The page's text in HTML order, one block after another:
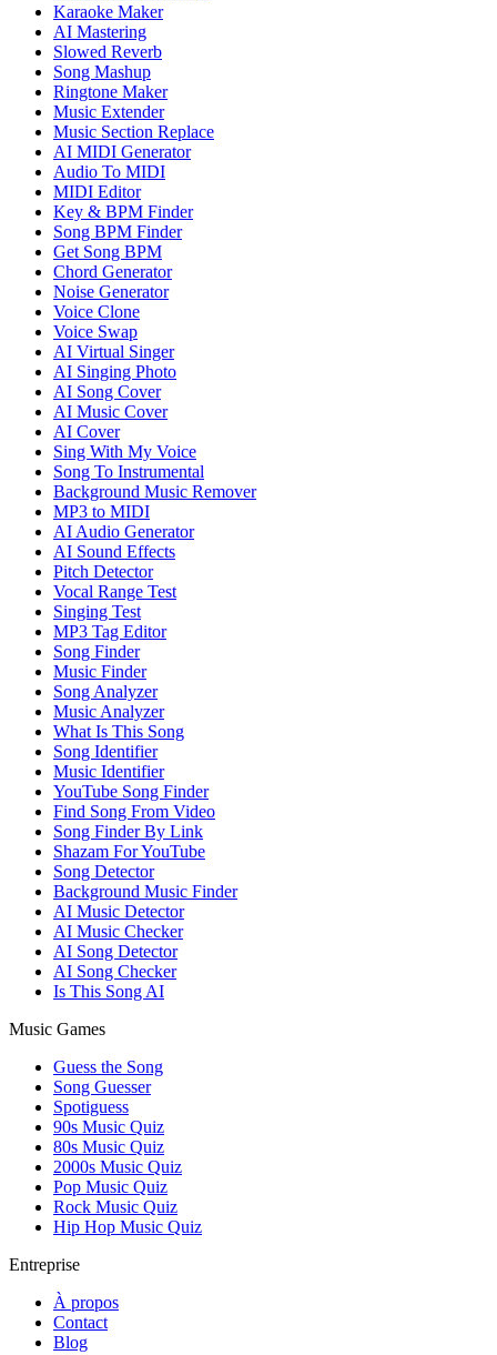
Karaoke Maker
AI Mastering
Slowed Reverb
Song Mashup
Ringtone Maker
Music Extender
Music Section Replace
AI MIDI Generator
Audio To MIDI
MIDI Editor
Key & BPM Finder
Song BPM Finder
Get Song BPM
Chord Generator
Noise Generator
Voice Clone
Voice Swap
AI Virtual Singer
AI Singing Photo
AI Song Cover
AI Music Cover
AI Cover
Sing With My Voice
Song To Instrumental
Background Music Remover
MP3 to MIDI
AI Audio Generator
AI Sound Effects
Pitch Detector
Vocal Range Test
Singing Test
MP3 Tag Editor
Song Finder
Music Finder
Song Analyzer
Music Analyzer
What Is This Song
Song Identifier
Music Identifier
YouTube Song Finder
Find Song From Video
Song Finder By Link
Shazam For YouTube
Song Detector
Background Music Finder
AI Music Detector
AI Music Checker
AI Song Detector
AI Song Checker
Is This Song AI
Music Games
Guess the Song
Song Guesser
Spotiguess
90s Music Quiz
80s Music Quiz
2000s Music Quiz
Pop Music Quiz
Rock Music Quiz
Hip Hop Music Quiz
Entreprise
À propos
Contact
Blog